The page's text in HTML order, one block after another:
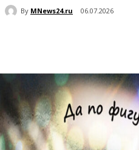
By MNews24.ru 06.07.2026